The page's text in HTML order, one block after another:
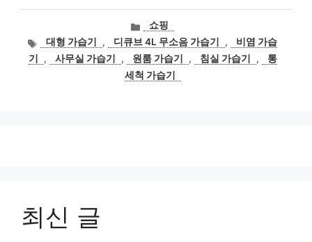
카
테
고
리
쇼핑
태대형 가습기 , 디큐브 4L 무소음 가습기 ,
비염 가습
기
, 사무실 가습기 , 원룸 가습기 , 침실 가습기 ,
통
세척 가습기
최신 글